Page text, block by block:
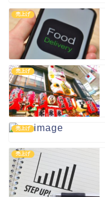
売上げ
売上げ
売上げ
売上げ